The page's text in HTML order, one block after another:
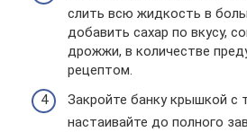
слить всю жидкость в
добавить сахар по вкусу,
дрожжи, в количестве
рецептом.
Закройте банку крышкой с
настаивайте до полного